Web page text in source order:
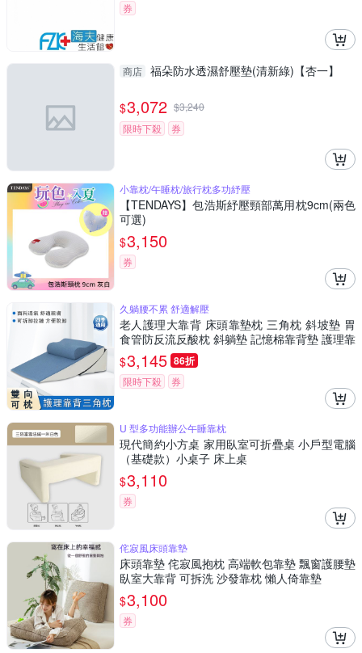
券
商店 福朵防水透濕舒壓墊(清新綠)【杏一】
$3,072 $3,240
限時下殺
券
小靠枕/午睡枕/旅行枕多功紓壓
【TENDAYS】包浩斯紓壓頸部萬用枕9cm(兩色
可選)
$3,150
券
久躺腰不累 舒適解壓
老人護理大靠背 床頭靠墊枕 三角枕 斜坡墊 胃
食管防反流反酸枕 斜躺墊 記憶棉靠背墊 護理靠
枕 護頸撐腰 躺靠兩用
$3,145 86折
限時下殺 券
U 型多功能辦公午睡靠枕
現代簡約小方桌 家用臥室可折疊桌 小戶型電腦
（基礎款）小桌子 床上桌
$3,110
券
侘寂風床頭靠墊
床頭靠墊 侘寂風抱枕 高端軟包靠墊 飄窗護腰墊
臥室大靠背 可拆洗 沙發靠枕 懶人倚靠墊
$3,100
券